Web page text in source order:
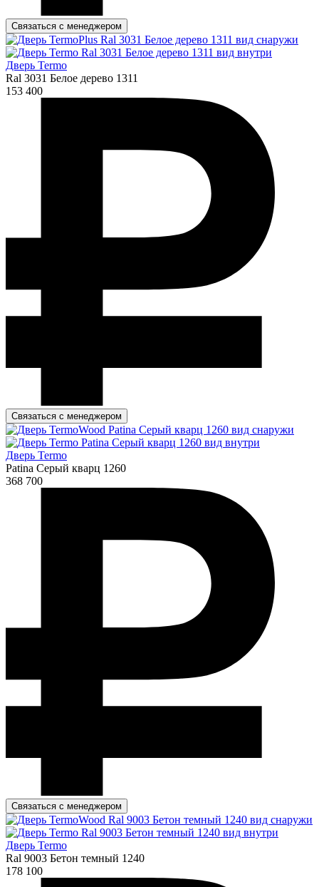
Связаться с менеджером
Дверь Termo
Ral 3031 Белое дерево 1311
153 400
Связаться с менеджером
Дверь Termo
Patina Серый кварц 1260
368 700
Связаться с менеджером
Дверь Termo
Ral 9003 Бетон темный 1240
178 100